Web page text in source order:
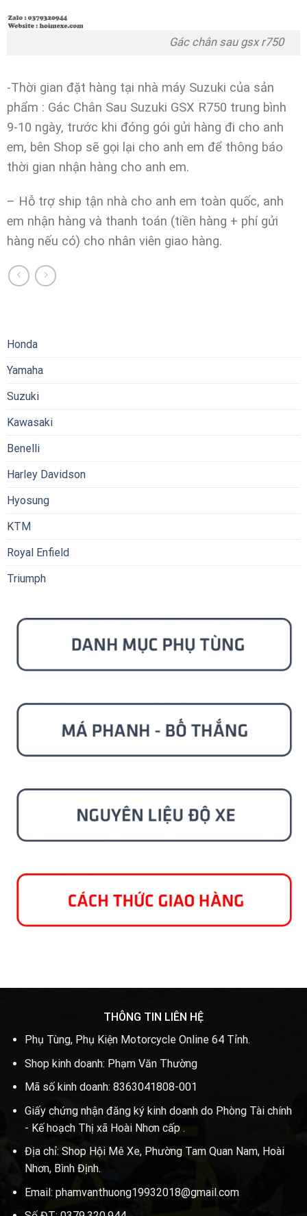
Gác chân sau gsx r750
-Thời gian đặt hàng tại nhà máy Suzuki của sản
phẩm : Gác Chân Sau Suzuki GSX R750 trung bình
9-10 ngày, trước khi đóng gói gửi hàng đi cho anh
em, bên Shop sẽ gọi lại cho anh em để thông báo
thời gian nhận hàng cho anh em.
– Hỗ trợ ship tận nhà cho anh em toàn quốc, anh
em nhận hàng và thanh toán (tiền hàng + phí gửi
hàng nếu có) cho nhân viên giao hàng.
Honda
Yamaha
Suzuki
Kawasaki
Benelli
Harley Davidson
Hyosung
KTM
Royal Enfield
Triumph
THÔNG TIN LIÊN HỆ
Phụ Tùng, Phụ Kiện Motorcycle Online 64 Tỉnh.
Shop kinh doanh: Phạm Văn Thường
Mã số kinh doanh: 8363041808-001
Giấy chứng nhận đăng ký kinh doanh do Phòng Tài chính
- Kế hoạch Thị xã Hoài Nhơn cấp .
Địa chỉ: Shop Hội Mê Xe, Phường Tam Quan Nam, Hoài
Nhơn, Bình Định.
Email: phamvanthuong19932018@gmail.com